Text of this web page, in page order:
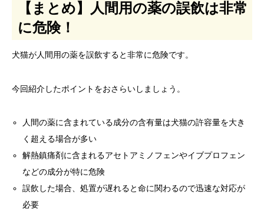
【まとめ】人間用の薬の誤飲は非常
に危険！
犬猫が人間用の薬を誤飲すると非常に危険です。
今回紹介したポイントをおさらいしましょう。
人間の薬に含まれている成分の含有量は犬猫の許容量を大き
く超える場合が多い
解熱鎮痛剤に含まれるアセトアミノフェンやイブプロフェン
などの成分が特に危険
誤飲した場合、処置が遅れると命に関わるので迅速な対応が
必要